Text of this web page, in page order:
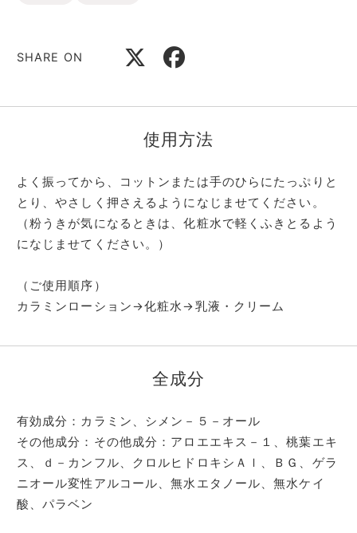
SHARE ON
使用方法
よく振ってから、コットンまたは手のひらにたっぷりと
とり、やさしく押さえるようになじませてください。
（粉うきが気になるときは、化粧水で軽くふきとるよう
になじませてください。）
（ご使用順序）
カラミンローション→化粧水→乳液・クリーム
全成分
有効成分：カラミン、シメン－５－オール
その他成分：その他成分：アロエエキス－１、桃葉エキ
ス、ｄ－カンフル、クロルヒドロキシＡｌ、ＢＧ、ゲラ
ニオール変性アルコール、無水エタノール、無水ケイ
酸、パラベン